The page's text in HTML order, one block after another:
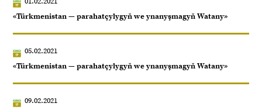
«Türkmenistan — parahatçylygyň we ynanyşmagyň Watany»
05.02.2021
«Türkmenistan — parahatçylygyň we ynanyşmagyň Watany»
09.02.2021